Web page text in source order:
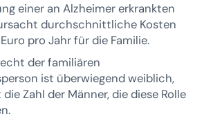
einer an Alzheimer erkrankten
durchschnittliche Kosten
pro Jahr für die Familie.
der familiären
ist überwiegend weiblich,
Zahl der Männer, die diese Rolle